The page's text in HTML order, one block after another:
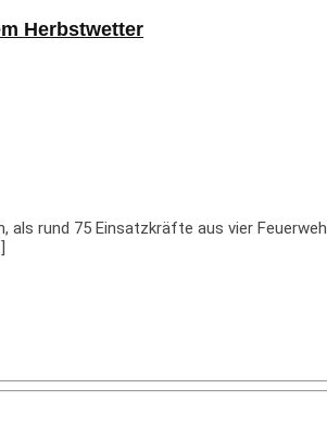
Herbstwetter
als rund 75 Einsatzkräfte aus vier